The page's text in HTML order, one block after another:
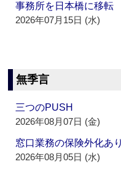
事務所を日本橋に移転
2026年07月15日 (水)
無季言
三つのPUSH
2026年08月07日 (金)
窓口業務の保険外化あ
2026年08月05日 (水)